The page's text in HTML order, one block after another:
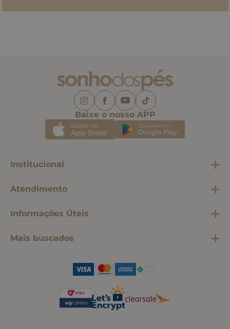
Baixe o nosso APP
Institucional
Atendimento
Informações Úteis
Mais buscados